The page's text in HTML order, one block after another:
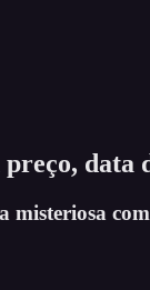
data